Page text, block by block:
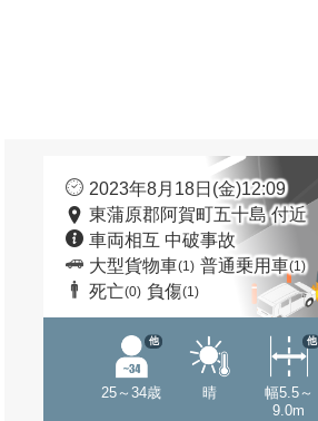
2023年8月18日(金)12:09
東蒲原郡阿賀町五十島 付近
車両相互 中破事故
大型貨物車(1) 普通乗用車(1)
死亡(0) 負傷(1)
25～34歳
他
晴
幅5.5～
9.0m
他